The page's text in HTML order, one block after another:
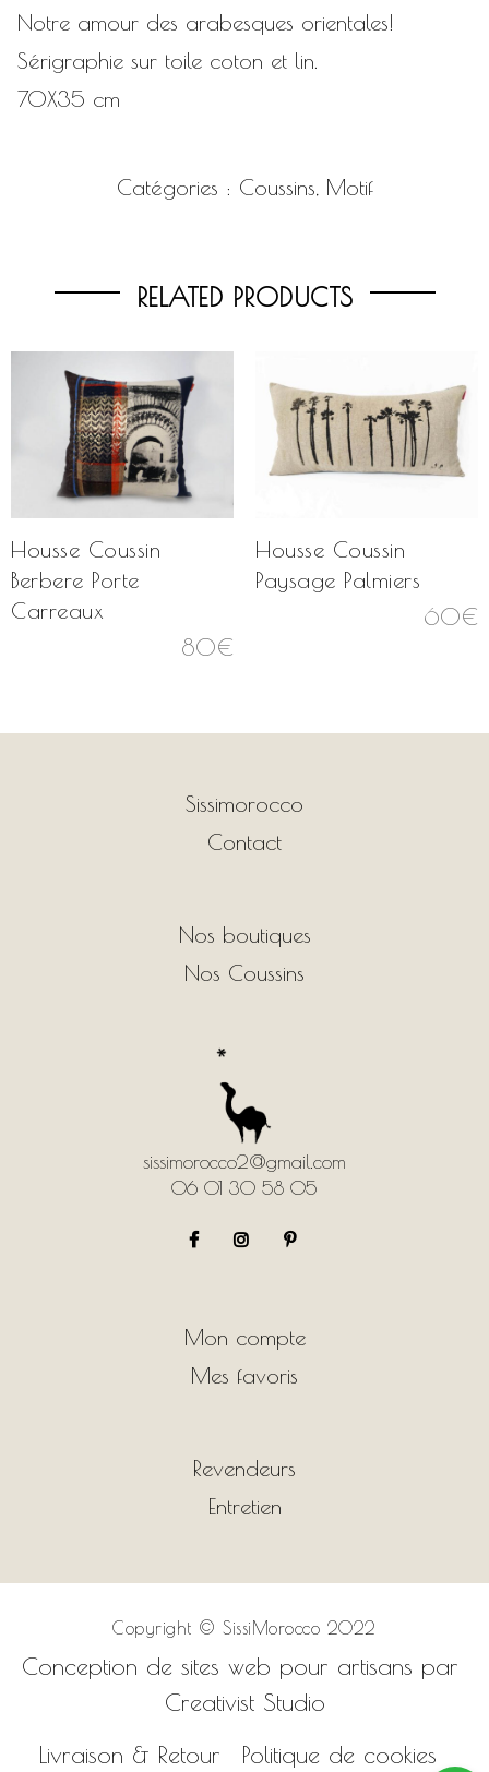
Notre amour des arabesques orientales!
Sérigraphie sur toile coton et lin.
70X35 cm
Catégories : Coussins Motif
RELATED PRODUCTS
Housse Coussin
Berbere Porte
Carreaux
80€
Housse Coussin
Paysage Palmiers
60€
Sissimorocco
Contact
Nos boutiques
Nos Coussins
sissimorocco2@gmail.com
06 01 30 58 05
Mon compte
Mes favoris
Revendeurs
Entretien
Copyright ©SissiMorocco 2022
Conception de sites web pour artisans par
Creativist Studio
Livraison & Retour
Politique de cookies